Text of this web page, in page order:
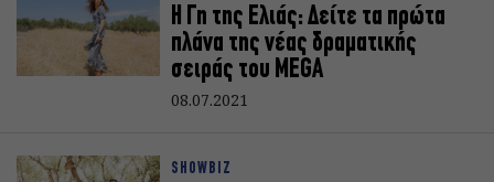
Η Γη της Ελιάς: Δείτε τα πρώτα
πλάνα της νέας δραματικής
σειράς του MEGA
08.07.2021
SHOWBIZ